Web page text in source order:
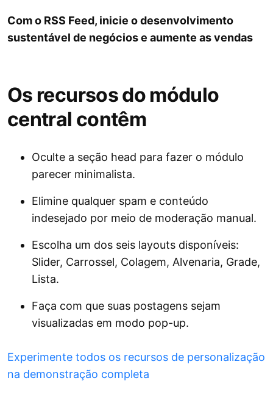
Com o RSS Feed, inicie o desenvolvimento
sustentável de negócios e aumente as vendas
Os recursos do módulo
central contêm
Oculte a seção head para fazer o módulo
parecer minimalista.
Elimine qualquer spam e conteúdo
indesejado por meio de moderação manual.
Escolha um dos seis layouts disponíveis:
Slider, Carrossel, Colagem, Alvenaria, Grade,
Lista.
Faça com que suas postagens sejam
visualizadas em modo pop-up.
Experimente todos os recursos de personalização
na demonstração completa